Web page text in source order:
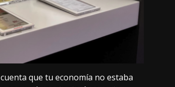
que tu economía no estaba